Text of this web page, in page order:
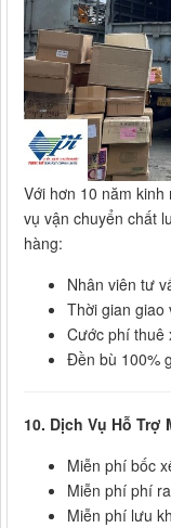
Với hơn 10 năm
vụ vận chuyển chất
hàng:
Nhân viên tư
Thời gian giao
Cước phí thuê
Đền bù 100%
10. Dịch Vụ Hỗ Trợ
Miễn phí bốc
Miễn phí phí
Miễn phí lưu